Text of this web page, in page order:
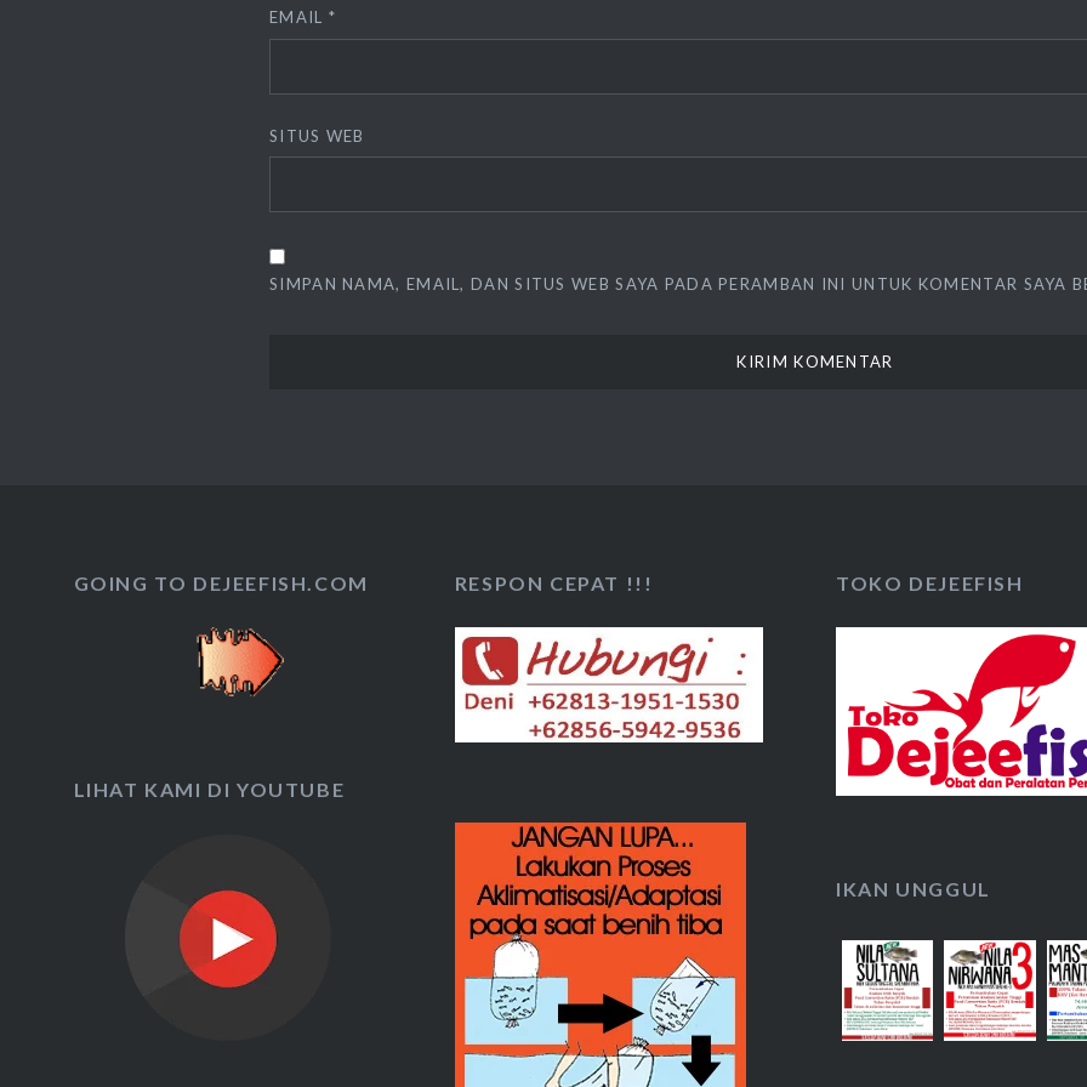
EMAIL *
SITUS WEB
SIMPAN NAMA, EMAIL, DAN SITUS WEB SAYA PADA PERAMBAN INI UNTUK KOMENTAR SAYA
GOING TO DEJEEFISH.COM RESPON CEPAT !!! TOKO DEJEEFISH
LIHAT KAMI DI YOUTUBE
IKAN UNGGUL